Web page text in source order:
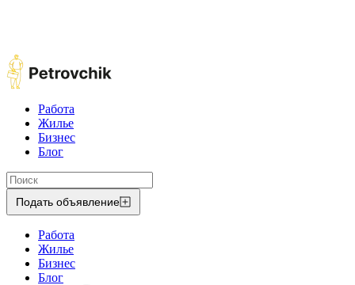
Работа
Жилье
Бизнес
Блог
Подать объявление
Работа
Жилье
Бизнес
Блог